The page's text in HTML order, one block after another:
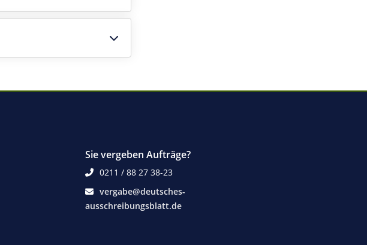
Sie vergeben Aufträge?
0211 / 88 27 38-23
vergabe@deutsches-
ausschreibungsblatt.de